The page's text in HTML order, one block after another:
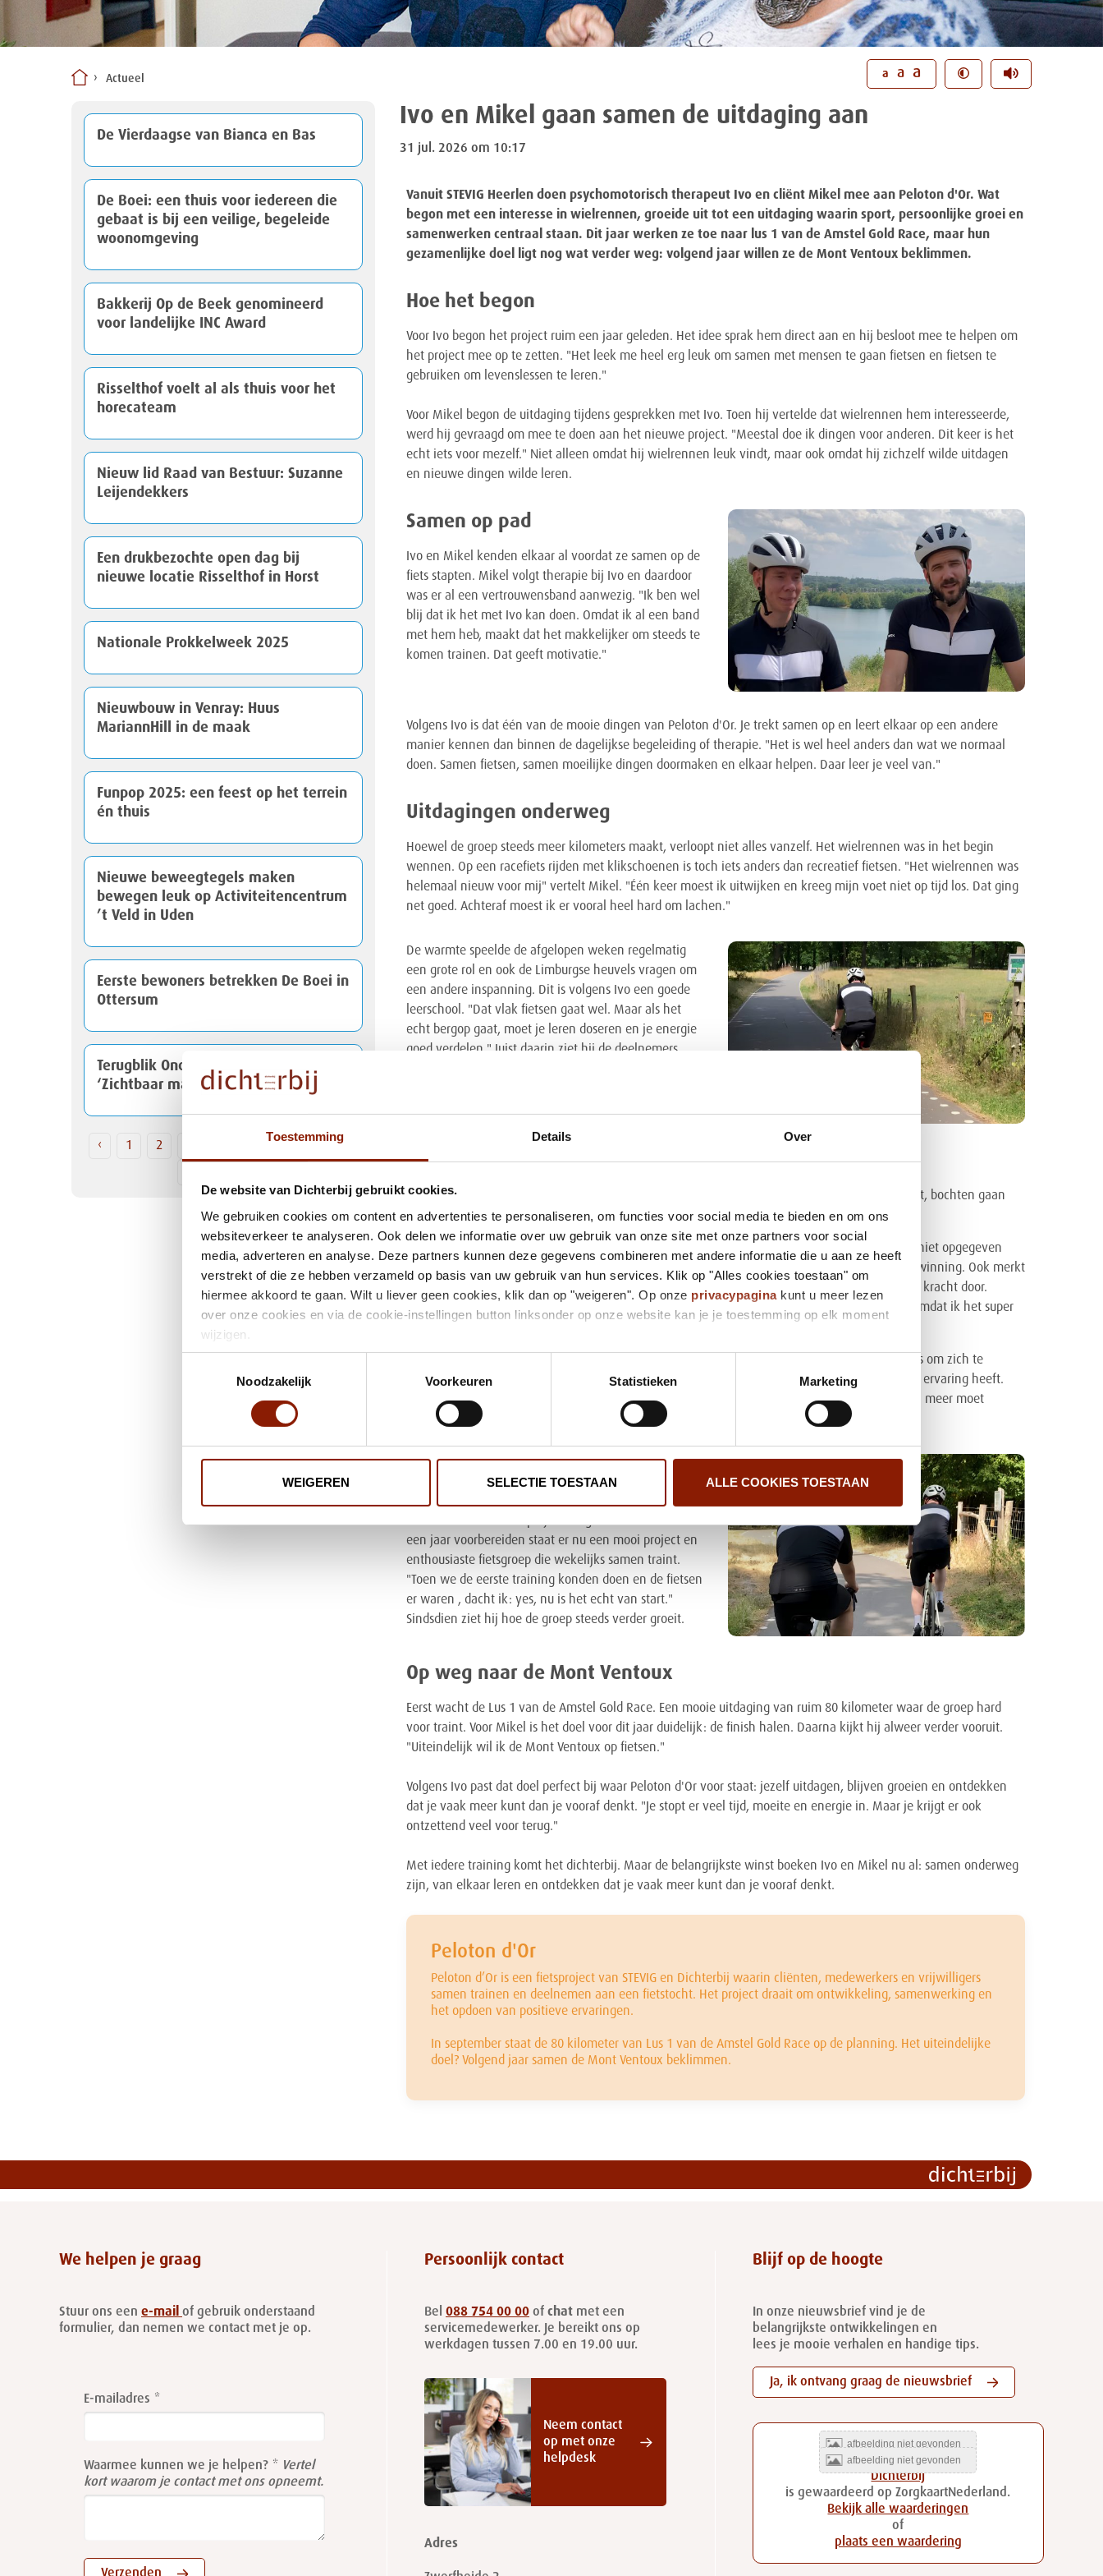
Toestemming Details Over
De website van Dichterbij gebruikt cookies.
We gebruiken cookies om content en advertenties te personaliseren, om functies voor social media te bieden en om ons
websiteverkeer te analyseren. Ook delen we informatie over uw gebruik van onze site met onze partners voor social
media, adverteren en analyse. Deze partners kunnen deze gegevens combineren met andere informatie die u aan ze heeft
verstrekt of die ze hebben verzameld op basis van uw gebruik van hun services. Klik op "Alles cookies toestaan" om
hiermee akkoord te gaan. Wilt u liever geen cookies, klik dan op "weigeren". Op onze privacypaginakunt u meer lezen
over onze cookies en via de cookie-instellingen button linksonder op onze website kan je je toestemming op elk moment
wijzigen.
Noodzakelijk
Voorkeuren Statistieken Marketing
WEIGEREN SELECTIE TOESTAAN ALLE COOKIES TOESTAAN
a a a
Actueel
De Vierdaagse van Bianca en Bas
De Boei: een thuis voor iedereen die
gebaat is bij een veilige, begeleide
woonomgeving
Bakkerij Op de Beek genomineerd
voor landelijke INC Award
Risselthof voelt al als thuis voor het
horecateam
Nieuw lid Raad van Bestuur: Suzanne
Leijendekkers
Een drukbezochte open dag bij
nieuwe locatie Risselthof in Horst
Nationale Prokkelweek 2025
Nieuwbouw in Venray: Huus
MariannHill in de maak
Funpop 2025: een feest op het terrein
én thuis
Nieuwe beweegtegels maken
bewegen leuk op Activiteitencentrum
’t Veld in Uden
Eerste bewoners betrekken De Boei in
Ottersum
Terugblik Onderzoekscafé EMB
‘Zichtbaar maken wat werkt’
‹ 1 2 6 7
8
Ivo en Mikel gaan samen de uitdaging aan
31 jul. 2026 om 10:17
Vanuit STEVIG Heerlen doen psychomotorisch therapeut Ivo en cliënt Mikel mee aan Peloton d'Or. Wat
begon met een interesse in wielrennen, groeide uit tot een uitdaging waarin sport, persoonlijke groei en
samenwerken centraal staan. Dit jaar werken ze toe naar lus 1 van de Amstel Gold Race, maar hun
gezamenlijke doel ligt nog wat verder weg: volgend jaar willen ze de Mont Ventoux beklimmen.
Hoe het begon
Voor Ivo begon het project ruim een jaar geleden. Het idee sprak hem direct aan en hij besloot mee te helpen om
het project mee op te zetten. "Het leek me heel erg leuk om samen met mensen te gaan fietsen en fietsen te
gebruiken om levenslessen te leren."
Voor Mikel begon de uitdaging tijdens gesprekken met Ivo. Toen hij vertelde dat wielrennen hem interesseerde,
werd hij gevraagd om mee te doen aan het nieuwe project. "Meestal doe ik dingen voor anderen. Dit keer is het
echt iets voor mezelf." Niet alleen omdat hij wielrennen leuk vindt, maar ook omdat hij zichzelf wilde uitdagen
en nieuwe dingen wilde leren.
Samen op pad
Ivo en Mikel kenden elkaar al voordat ze samen op de
fiets stapten. Mikel volgt therapie bij Ivo en daardoor
was er al een vertrouwensband aanwezig. "Ik ben wel
blij dat ik het met Ivo kan doen. Omdat ik al een band
met hem heb, maakt dat het makkelijker om steeds te
komen trainen. Dat geeft motivatie."
Volgens Ivo is dat één van de mooie dingen van Peloton d'Or. Je trekt samen op en leert elkaar op een andere
manier kennen dan binnen de dagelijkse begeleiding of therapie. "Het is wel heel anders dan wat we normaal
doen. Samen fietsen, samen moeilijke dingen doormaken en elkaar helpen. Daar leer je veel van."
Uitdagingen onderweg
Hoewel de groep steeds meer kilometers maakt, verloopt niet alles vanzelf. Het wielrennen was in het begin
wennen. Op een racefiets rijden met klikschoenen is toch iets anders dan recreatief fietsen. "Het wielrennen was
helemaal nieuw voor mij" vertelt Mikel. "Één keer moest ik uitwijken en kreeg mijn voet niet op tijd los. Dat ging
net goed. Achteraf moest ik er vooral heel hard om lachen."
De warmte speelde de afgelopen weken regelmatig
een grote rol en ook de Limburgse heuvels vragen om
een andere inspanning. Dit is volgens Ivo een goede
leerschool. "Dat vlak fietsen gaat wel. Maar als het
echt bergop gaat, moet je leren doseren en je energie
goed verdelen." Juist daarin ziet hij de deelnemers
Steeds meer vertrouwen
Tijdens iedere training boeken de deelnemers vooruitgang. Er worden meer kilometers gemaakt, bochten gaan
soepeler en ook het schakelen en in- en uitklikken wordt steeds makkelijker.
Voor Mikel zit de grootste winst vooral in het feit dat hij blijft doorgaan. "Dat ik het nog steeds niet opgegeven
heb, ondanks dat het moeilijk is geworden." Dat is voor hem een belangrijke persoonlijke overwinning. Ook merkt
hij dat het project hem niet alleen fysiek sterker maakt. "Je krijgt er lichamelijke en geestelijke kracht door.
Normaal had ik het denk ik opgegeven als het moeilijk werd. Maar dit wil ik echt volhouden, omdat ik het super
Ook Ivo ziet hoeveel de deelnemers onderweg leren. Zelf heeft hij ontdekt hoe belangrijk het is om zich te
verplaatsen in anderen en niet vanzelfsprekend aan te nemen dat iedereen dezelfde kennis of ervaring heeft.
"Wat voor mij logisch is, is voor iemand anders soms helemaal nieuw. Ik heb geleerd dat ik veel meer moet
uitleggen en uitvragen dan ik vooraf dacht."
Trots op wat er staat
Waar Mikel trots is op zijn doorzettingsvermogen, kijkt
een jaar voorbereiden staat er nu een mooi project en
enthousiaste fietsgroep die wekelijks samen traint.
"Toen we de eerste training konden doen en de fietsen
er waren , dacht ik: yes, nu is het echt van start."
Sindsdien ziet hij hoe de groep steeds verder groeit.
Op weg naar de Mont Ventoux
Eerst wacht de Lus 1 van de Amstel Gold Race. Een mooie uitdaging van ruim 80 kilometer waar de groep hard
voor traint. Voor Mikel is het doel voor dit jaar duidelijk: de finish halen. Daarna kijkt hij alweer verder vooruit.
"Uiteindelijk wil ik de Mont Ventoux op fietsen."
Volgens Ivo past dat doel perfect bij waar Peloton d'Or voor staat: jezelf uitdagen, blijven groeien en ontdekken
dat je vaak meer kunt dan je vooraf denkt. "Je stopt er veel tijd, moeite en energie in. Maar je krijgt er ook
ontzettend veel voor terug."
Met iedere training komt het dichterbij. Maar de belangrijkste winst boeken Ivo en Mikel nu al: samen onderweg
zijn, van elkaar leren en ontdekken dat je vaak meer kunt dan je vooraf denkt.
Peloton d'Or
Peloton d’Or is een fietsproject van STEVIG en Dichterbij waarin cliënten, medewerkers en vrijwilligers
samen trainen en deelnemen aan een fietstocht. Het project draait om ontwikkeling, samenwerking en
het opdoen van positieve ervaringen.
In september staat de 80 kilometer van Lus 1 van de Amstel Gold Race op de planning. Het uiteindelijke
doel? Volgend jaar samen de Mont Ventoux beklimmen.
We helpen je graag
Stuur ons een e-mail of gebruik onderstaand
formulier, dan nemen we contact met je op.
this
field
E-mailadres
Waarmee kunnen we je helpen?
Vertel
kort waarom je contact met ons opneemt.
Persoonlijk contact
Bel 088 754 00 00 of chatmet een
servicemedewerker. Je bereikt ons op
werkdagen tussen 7.00 en 19.00 uur.
Neem contact
op met onze
helpdesk
Adres
Blijf op de hoogte
In onze nieuwsbrief vind je de
belangrijkste ontwikkelingen en
lees je mooie verhalen en handige tips.
Ja, ik ontvang graag de nieuwsbrief
Dichterbij
is gewaardeerd op ZorgkaartNederland.
Bekijk alle waarderingen
of
plaats een waardering